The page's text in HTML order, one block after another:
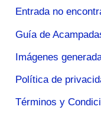
Entrada no
Guía de
Imágenes
Política de
Términos y